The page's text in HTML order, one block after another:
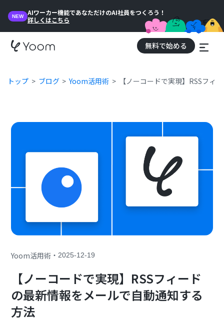
NEW
AIワーカー機能であなただけのAI社員をつくろう！
詳しくはこちら
無料で始める
トップ ブログ Yoom活用術 【ノーコードで実現】RSSフィ
Yoom活用術 ・2025-12-19
【ノーコードで実現】RSSフィード
の最新情報をメールで自動通知する
方法